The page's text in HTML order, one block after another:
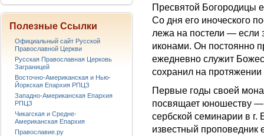
Пресвятой Богородицы
Со дня его иноческого
лежа на постели — если
иконами. Он постоянно
ежедневно служит
сохранил на
Первые годы своей
посвящает юношеству —
сербской семинарии в г.
известный проповедник
Полезные Ссылки
Официальный сайт Русской
Православной Церкви
Русская Православная Церковь
Заграницей
Восточно-Американская и Нью-
Йоркская Епархия РПЦЗ
Западно-Американская Епархия
РПЦЗ
Чикагская и Средне-
Американская Епархия
Православие.ру